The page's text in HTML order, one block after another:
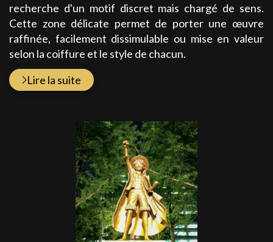
recherche d'un motif discret mais chargé de sens.
Cette zone délicate permet de porter une œuvre
raffinée, facilement dissimulable ou mise en valeur
selon la coiffure et le style de chacun.
Lire la suite